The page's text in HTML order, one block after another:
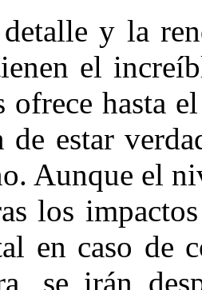
y la
el
ofrece hasta
de estar
Aunque el
los
en caso de
se irán